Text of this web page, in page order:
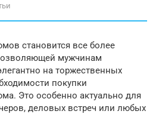
становится все более
мужчинам
на торжественных
покупки
Это особенно актуально для
деловых встреч или любых